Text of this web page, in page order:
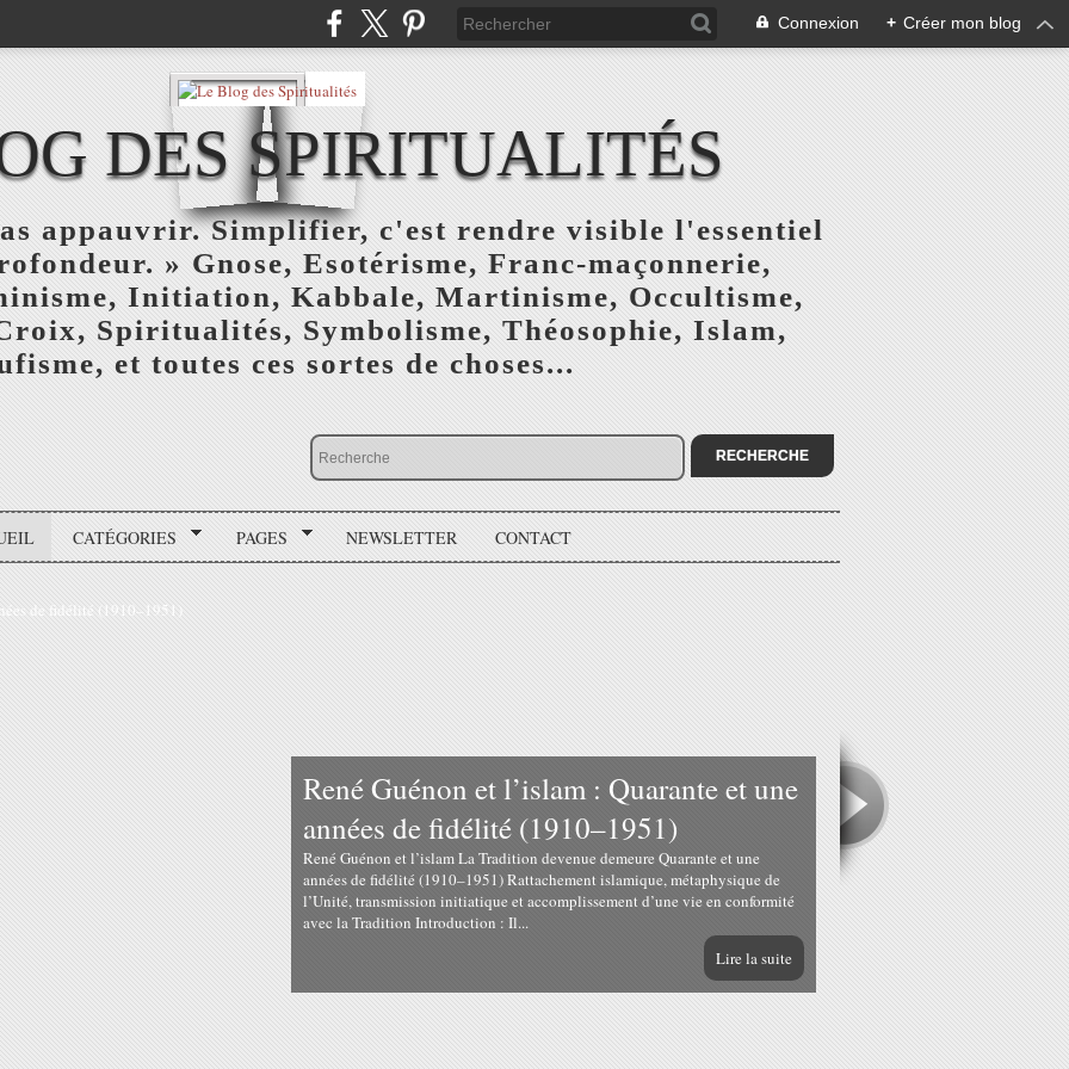
Connexion + Créer mon blog
DES SPIRITUALITÉS
appauvrir. Simplifier, c'est rendre visible l'essentiel
» Gnose, Esotérisme, Franc-maçonnerie,
Initiation, Kabbale, Martinisme, Occultisme,
Spiritualités, Symbolisme, Théosophie, Islam,
et toutes ces sortes de choses...
CATÉGORIES PAGES NEWSLETTER CONTACT
René Guénon et l’islam : Quarante et une
années de fidélité (1910–1951)
René Guénon et l’islam La Tradition devenue demeure Quarante et une
années de fidélité (1910–1951) Rattachement islamique, métaphysique de
l’Unité, transmission initiatique et accomplissement d’une vie en conformité
avec la Tradition Introduction : Il...
Lire la suite